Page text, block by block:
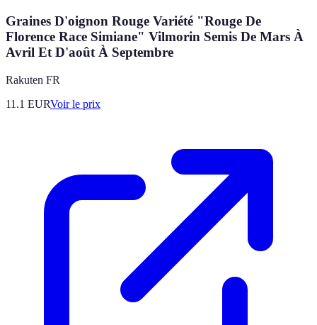
Graines D'oignon Rouge Variété "Rouge De
Florence Race Simiane" Vilmorin Semis De Mars À
Avril Et D'août À Septembre
Rakuten FR
11.1 EURVoir le prix